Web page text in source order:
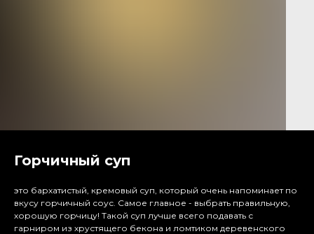
Горчичный суп
это бархатистый, кремовый суп, который очень напоминает по
вкусу горчичный соус. Самое главное - выбрать правильную,
хорошую горчицу! Такой суп лучше всего подавать с
гарниром из хрустящего бекона и ломтиком деревенского